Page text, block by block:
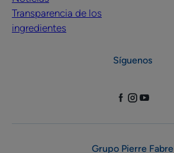
Transparencia de los
ingredientes
Síguenos
Grupo Pierre Fabre